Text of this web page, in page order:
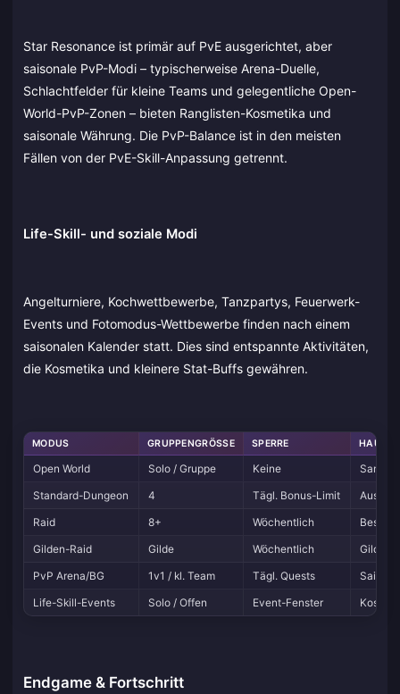
Star Resonance ist primär auf PvE ausgerichtet, aber
saisonale PvP-Modi – typischerweise Arena-Duelle,
Schlachtfelder für kleine Teams und gelegentliche Open-
World-PvP-Zonen – bieten Ranglisten-Kosmetika und
saisonale Währung. Die PvP-Balance ist in den meisten
Fällen von der PvE-Skill-Anpassung getrennt.
Life-Skill- und soziale Modi
Angelturniere, Kochwettbewerbe, Tanzpartys, Feuerwerk-
Events und Fotomodus-Wettbewerbe finden nach einem
saisonalen Kalender statt. Dies sind entspannte Aktivitäten,
die Kosmetika und kleinere Stat-Buffs gewähren.
MODUS GRUPPENGRÖSSE SPERRE
Open World Solo / Gruppe Keine
Standard-Dungeon
4 Tägl. Bonus-Limit
Raid
8+ Wöchentlich
Best-
Gilden-Raid
Gilde Wöchentlich
PvP Arena/BG
1v1 / kl. Team Tägl. Quests
Life-Skill-Events
Solo / Offen Event-Fenster
Endgame & Fortschritt